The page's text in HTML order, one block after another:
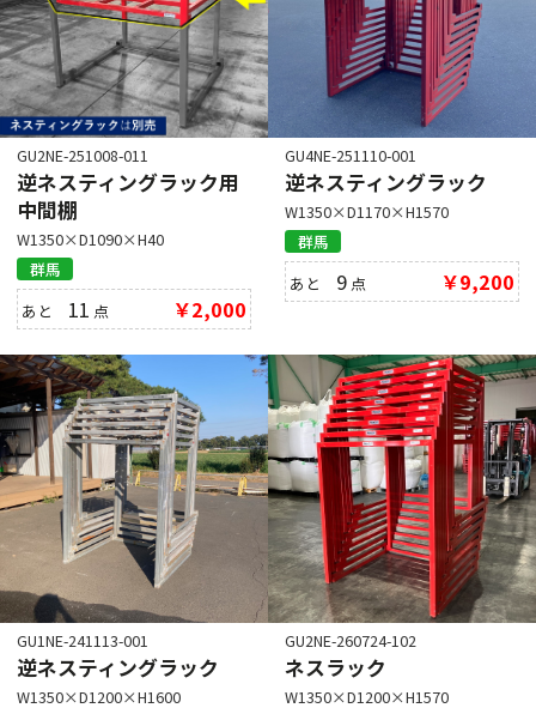
GU2NE-251008-011
逆ネスティングラック用
中間棚
W1350×D1090×H40
群馬
あと 11 点 ￥2,000
GU4NE-251110-001
逆ネスティングラック
W1350×D1170×H1570
群馬
あと 9 点 ￥9,200
GU1NE-241113-001
逆ネスティングラック
W1350×D1200×H1600
GU2NE-260724-102
ネスラック
W1350×D1200×H1570